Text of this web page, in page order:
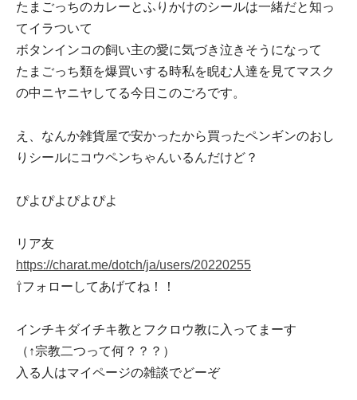
たまごっちのカレーとふりかけのシールは一緒だと知っ
てイラついて
ボタンインコの飼い主の愛に気づき泣きそうになって
たまごっち類を爆買いする時私を睨む人達を見てマスク
の中ニヤニヤしてる今日このごろです。
え、なんか雑貨屋で安かったから買ったペンギンのおし
りシールにコウペンちゃんいるんだけど？
ぴよぴよぴよぴよ
リア友
https://charat.me/dotch/ja/users/20220255
⇧フォローしてあげてね！！
インチキダイチキ教とフクロウ教に入ってまーす
（↑宗教二つって何？？？）
入る人はマイページの雑談でどーぞ